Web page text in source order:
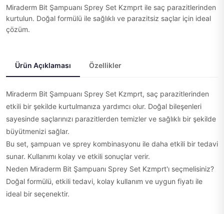
Miraderm Bit Şampuanı Sprey Set Kzmprt ile saç parazitlerinden
kurtulun. Doğal formülü ile sağlıklı ve parazitsiz saçlar için ideal
çözüm.
Ürün Açıklaması Özellikler
Miraderm Bit Şampuanı Sprey Set Kzmprt, saç parazitlerinden
etkili bir şekilde kurtulmanıza yardımcı olur. Doğal bileşenleri
sayesinde saçlarınızı parazitlerden temizler ve sağlıklı bir şekilde
büyütmenizi sağlar.
Bu set, şampuan ve sprey kombinasyonu ile daha etkili bir tedavi
sunar. Kullanımı kolay ve etkili sonuçlar verir.
Neden Miraderm Bit Şampuanı Sprey Set Kzmprt'ı seçmelisiniz?
Doğal formülü, etkili tedavi, kolay kullanım ve uygun fiyatı ile
ideal bir seçenektir.